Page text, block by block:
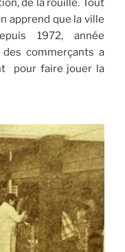
de la rouille. Tout
apprend que la ville
1972, année
commerçants a
pour faire jouer la